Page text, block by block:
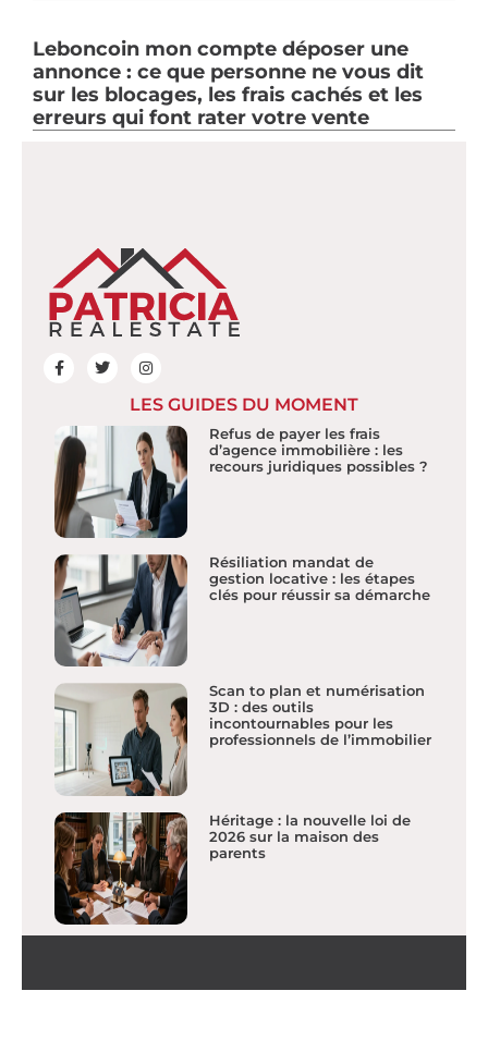
Leboncoin mon compte déposer une
annonce : ce que personne ne vous dit
sur les blocages, les frais cachés et les
erreurs qui font rater votre vente
LES GUIDES DU MOMENT
Refus de payer les frais
d’agence immobilière : les
recours juridiques possibles ?
Résiliation mandat de
gestion locative : les étapes
clés pour réussir sa démarche
Scan to plan et numérisation
3D : des outils
incontournables pour les
professionnels de l’immobilier
Héritage : la nouvelle loi de
2026 sur la maison des
parents